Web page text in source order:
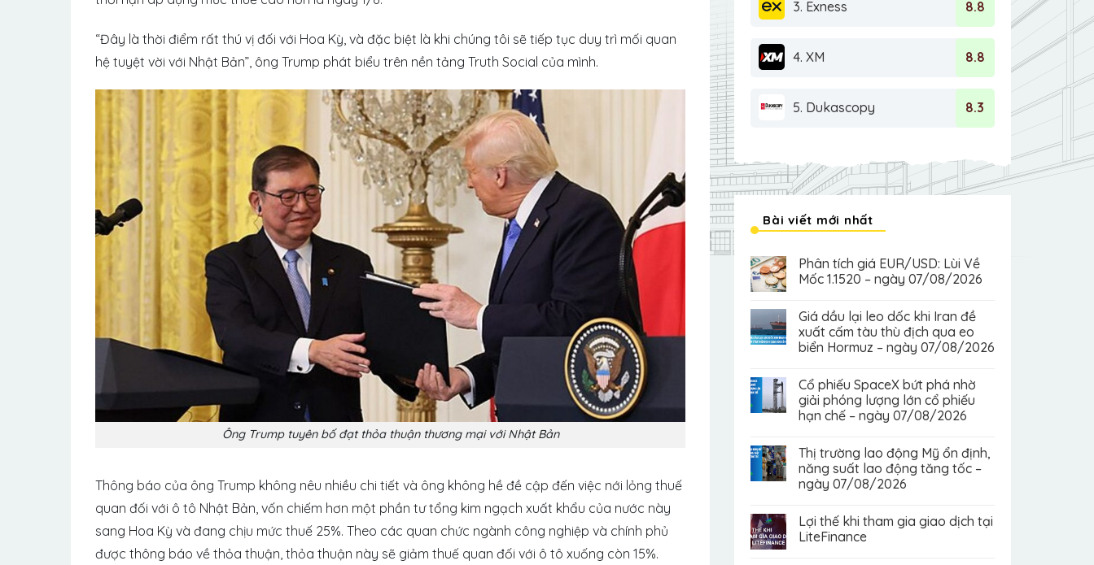
“Đây là thời điểm rất thú vị đối với Hoa Kỳ, và đặc biệt là khi chúng tôi sẽ tiếp tục duy trì mối quan
hệ tuyệt vời với Nhật Bản”, ông Trump phát biểu trên nền tảng Truth Social của mình.
Ông Trump tuyên bố đạt thỏa thuận thương mại với Nhật Bản
Thông báo của ông Trump không nêu nhiều chi tiết và ông không hề đề cập đến việc nới lỏng thuế
quan đối với ô tô Nhật Bản, vốn chiếm hơn một phần tư tổng kim ngạch xuất khẩu của nước này
sang Hoa Kỳ và đang chịu mức thuế 25%. Theo các quan chức ngành công nghiệp và chính phủ
được thông báo về thỏa thuận, thỏa thuận này sẽ giảm thuế quan đối với ô tô xuống còn 15%.
3. Exness 8.8
4. XM 8.8
5. Dukascopy 8.3
Bài viết mới nhất
Phân tích giá EUR/USD: Lùi Về
Mốc 1.1520 – ngày 07/08/2026
Giá dầu lại leo dốc khi Iran đề
xuất cấm tàu thù địch qua eo
biển Hormuz – ngày 07/08/2026
Cổ phiếu SpaceX bứt phá nhờ
giải phóng lượng lớn cổ phiếu
hạn chế – ngày 07/08/2026
Thị trường lao động Mỹ ổn định,
năng suất lao động tăng tốc –
ngày 07/08/2026
Lợi thế khi tham gia giao dịch tại
LiteFinance